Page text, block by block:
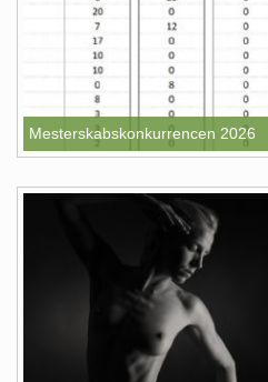
Mesterskabskonkurrencen 2026